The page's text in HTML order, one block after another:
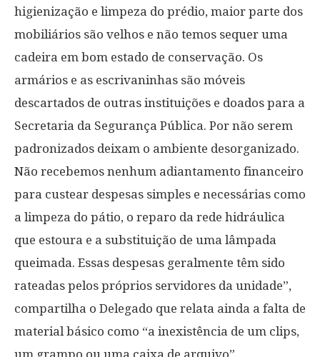
higienização e limpeza do prédio, maior parte dos
mobiliários são velhos e não temos sequer uma
cadeira em bom estado de conservação. Os
armários e as escrivaninhas são móveis
descartados de outras instituições e doados para a
Secretaria da Segurança Pública. Por não serem
padronizados deixam o ambiente desorganizado.
Não recebemos nenhum adiantamento financeiro
para custear despesas simples e necessárias como
a limpeza do pátio, o reparo da rede hidráulica
que estoura e a substituição de uma lâmpada
queimada. Essas despesas geralmente têm sido
rateadas pelos próprios servidores da unidade”,
compartilha o Delegado que relata ainda a falta de
material básico como “a inexistência de um clips,
um grampo ou uma caixa de arquivo”.